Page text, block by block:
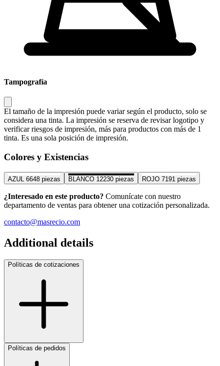
Tampografía
El tamaño de la impresión puede variar según el producto, solo se
considera una tinta. La impresión se reserva de revisar logotipo y
verificar riesgos de impresión, más para productos con más de 1
tinta. Es una sola posición de impresión.
Colores y Existencias
AZUL 6648 piezas BLANCO 12230 piezas ROJO 7191 piezas
¿Interesado en este producto? Comunícate con nuestro
departamento de ventas para obtener una cotización personalizada.
contacto@masrecio.com
Additional details
Políticas de cotizaciones
Políticas de pedidos